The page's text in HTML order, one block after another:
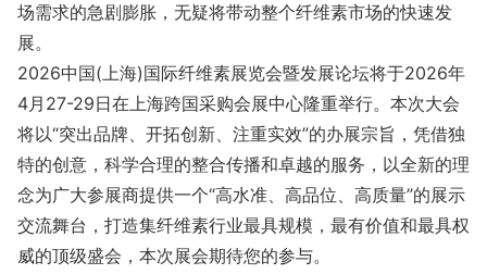
场需求的急剧膨胀，无疑将带动整个纤维素市场的快速发
展。
2026中国(上海)国际纤维素展览会暨发展论坛将于2026年
4月27-29日在上海跨国采购会展中心隆重举行。本次大会
将以“突出品牌、开拓创新、注重实效”的办展宗旨，凭借独
特的创意，科学合理的整合传播和卓越的服务，以全新的理
念为广大参展商提供一个“高水准、高品位、高质量”的展示
交流舞台，打造集纤维素行业最具规模，最有价值和最具权
威的顶级盛会，本次展会期待您的参与。